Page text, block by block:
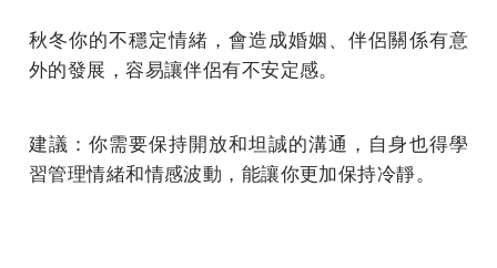
秋冬你的不穩定情緒，會造成婚姻、伴侶關係有意
外的發展，容易讓伴侶有不安定感。
建議：你需要保持開放和坦誠的溝通，自身也得學
習管理情緒和情感波動，能讓你更加保持冷靜。